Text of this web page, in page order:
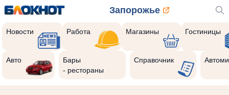
Запорожье
Новости Работа Магазины Гостиницы
Авто
Бары
- рестораны
Справочник